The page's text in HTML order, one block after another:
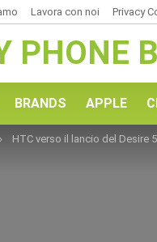
Lavora con noi Privacy
PHONE
BRANDS APPLE
HTC verso il lancio del Desire 510 con il primo Chip 64